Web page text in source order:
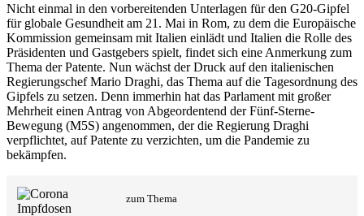
Nicht einmal in den vorbereitenden Unterlagen für den G20-Gipfel
für globale Gesundheit am 21. Mai in Rom, zu dem die Europäische
Kommission gemeinsam mit Italien einlädt und Italien die Rolle des
Präsidenten und Gastgebers spielt, findet sich eine Anmerkung zum
Thema der Patente. Nun wächst der Druck auf den italienischen
Regierungschef Mario Draghi, das Thema auf die Tagesordnung des
Gipfels zu setzen. Denn immerhin hat das Parlament mit großer
Mehrheit einen Antrag von Abgeordentend der Fünf-Sterne-
Bewegung (M5S) angenommen, der die Regierung Draghi
verpflichtet, auf Patente zu verzichten, um die Pandemie zu
bekämpfen.
zum Thema